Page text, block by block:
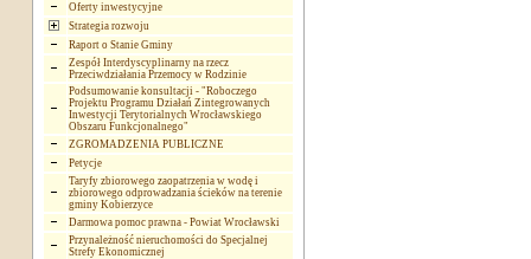
Oferty inwestycyjne
Strategia rozwoju
Raport o Stanie Gminy
Zespół Interdyscyplinarny na rzecz
Przeciwdziałania Przemocy w Rodzinie
Podsumowanie konsultacji - "Roboczego
Projektu Programu Działań Zintegrowanych
Inwestycji Terytorialnych Wrocławskiego
Obszaru Funkcjonalnego"
ZGROMADZENIA PUBLICZNE
Petycje
Taryfy zbiorowego zaopatrzenia w wodę i
zbiorowego odprowadzania ścieków na terenie
gminy Kobierzyce
Darmowa pomoc prawna - Powiat Wrocławski
Przynależność nieruchomości do Specjalnej
Strefy Ekonomicznej